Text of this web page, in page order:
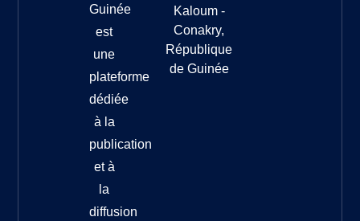
Guinée
est
une
plateforme
dédiée
à la
publication
et à
la
diffusion
Kaloum -
Conakry,
République
de Guinée